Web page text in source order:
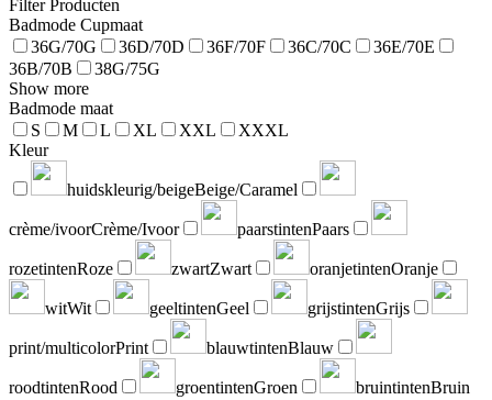
Filter Producten
Badmode Cupmaat
36G/70G
36D/70D 36F/70F 36C/70C
36E/70E
36B/70B
38G/75G
Show more
Badmode maat
S
M L XL XXL
XXXL
Kleur
huidskleurig/beigeBeige/Caramel
crème/ivoorCrème/Ivoor paarstintenPaars
rozetintenRoze zwartZwart oranjetintenOranje
witWit geeltintenGeel grijstintenGrijs
print/multicolorPrint blauwtintenBlauw
roodtintenRood groentintenGroen bruintintenBruin